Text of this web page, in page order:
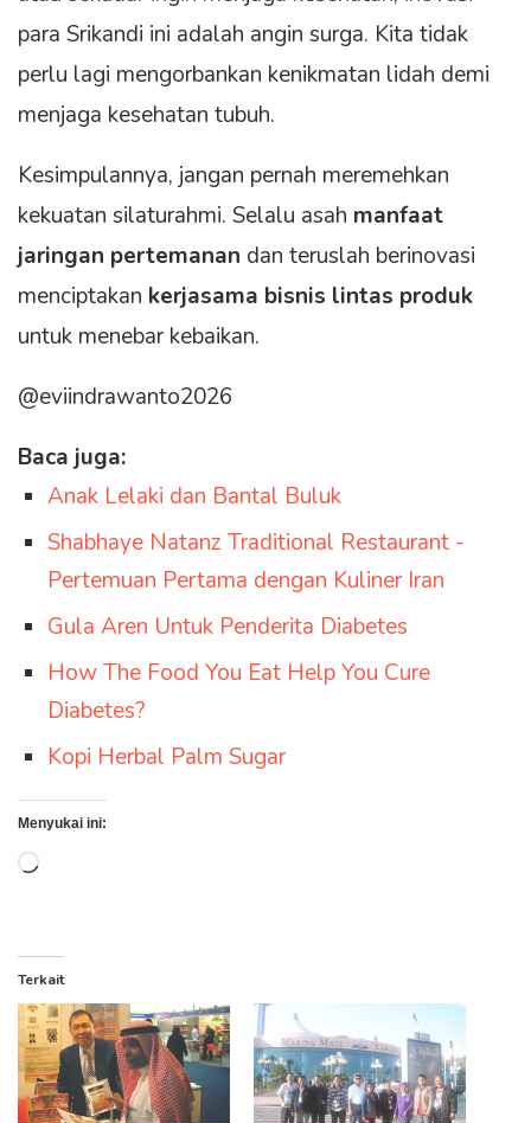
para Srikandi ini adalah angin surga. Kita tidak
perlu lagi mengorbankan kenikmatan lidah demi
menjaga kesehatan tubuh.
Kesimpulannya, jangan pernah meremehkan
kekuatan silaturahmi. Selalu asah manfaat
jaringan pertemanan dan teruslah berinovasi
menciptakan kerjasama bisnis lintas produk
untuk menebar kebaikan.
@eviindrawanto2026
Baca juga:
Anak Lelaki dan Bantal Buluk
Shabhaye Natanz Traditional Restaurant -
Pertemuan Pertama dengan Kuliner Iran
Gula Aren Untuk Penderita Diabetes
How The Food You Eat Help You Cure
Diabetes?
Kopi Herbal Palm Sugar
Menyukai ini:
Memuat...
Terkait